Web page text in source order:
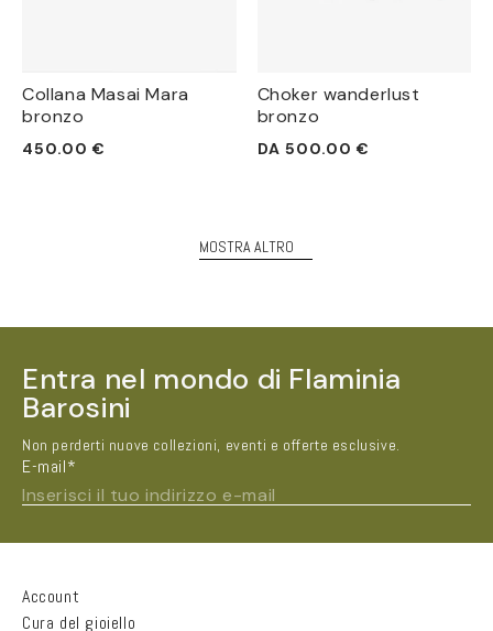
Collana Masai Mara
bronzo
Prezzo
450.00 €
Choker wanderlust
bronzo
Prezzo
DA 500.00 €
MOSTRA ALTRO
Entra nel mondo di Flaminia
Barosini
Non perderti nuove collezioni, eventi e offerte esclusive.
E-mail*
Inserisci il tuo indirizzo e-mail
Account
Cura del gioiello